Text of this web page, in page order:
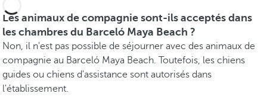
Les animaux de compagnie sont-ils acceptés dans
les chambres du Barceló Maya Beach ?
Non, il n'est pas possible de séjourner avec des animaux de
compagnie au Barceló Maya Beach. Toutefois, les chiens
guides ou chiens d'assistance sont autorisés dans
l'établissement.